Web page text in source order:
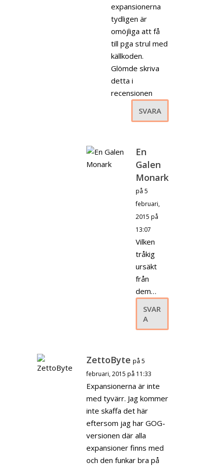
expansionerna
tydligen är
omöjliga att få
till pga strul med
källkoden.
Glömde skriva
detta i
recensionen
SVARA
En
Galen
Monark
på 5
februari,
2015 på
13:07
Vilken
tråkig
ursäkt
från
dem…
SVAR
A
ZettoByte på 5
februari, 2015 på 11:33
Expansionerna är inte
med tyvärr. Jag kommer
inte skaffa det här
eftersom jag har GOG-
versionen där alla
expansioner finns med
och den funkar bra på